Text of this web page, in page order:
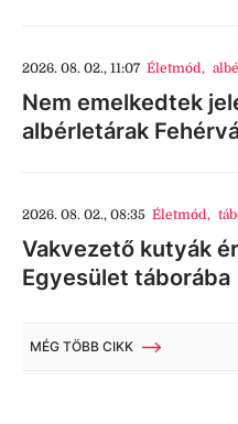
2026. 08. 02., 11:07 Életmód,
Nem emelkedtek
albérletárak
2026. 08. 02., 08:35 Életmód,
Vakvezető kutyák
Egyesület táborába
MÉG TÖBB CIKK